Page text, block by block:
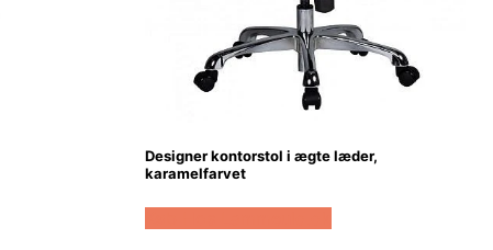
Designer kontorstol i ægte læder,
karamelfarvet